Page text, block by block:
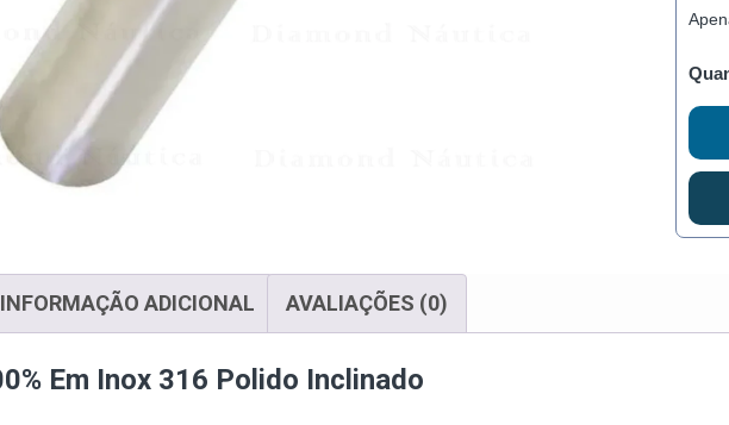
INFORMAÇÃO ADICIONAL AVALIAÇÕES (0)
Em Inox 316 Polido Inclinado